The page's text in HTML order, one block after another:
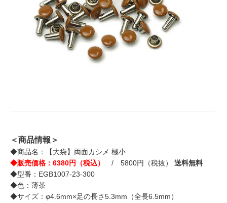
＜商品情報＞
◆商品名：【大袋】両面カシメ 極小
◆販売価格：6380円（税込）
/ 5800円（税抜） 送料無料
◆型番：EGB1007-23-300
◆色：薄茶
◆サイズ：φ4.6mm×足の長さ5.3mm（全長6.5mm）